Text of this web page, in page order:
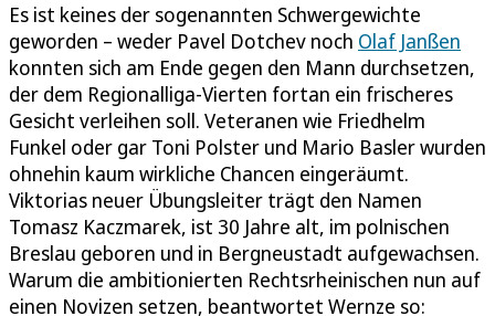
Es ist keines der sogenannten Schwergewichte
geworden – weder Pavel Dotchev noch Olaf Janßen
konnten sich am Ende gegen den Mann durchsetzen,
der dem Regionalliga-Vierten fortan ein frischeres
Gesicht verleihen soll. Veteranen wie Friedhelm
Funkel oder gar Toni Polster und Mario Basler wurden
ohnehin kaum wirkliche Chancen eingeräumt.
Viktorias neuer Übungsleiter trägt den Namen
Tomasz Kaczmarek, ist 30 Jahre alt, im polnischen
Breslau geboren und in Bergneustadt aufgewachsen.
Warum die ambitionierten Rechtsrheinischen nun auf
einen Novizen setzen, beantwortet Wernze so: